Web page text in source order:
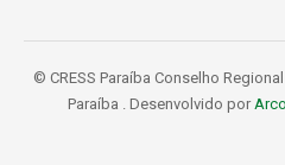
© CRESS Paraíba Conselho
Paraíba . Desenvolvido por